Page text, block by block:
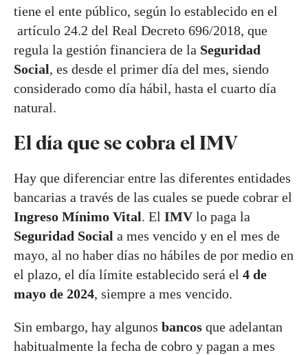
tiene el ente público, según lo establecido en el
artículo 24.2 del Real Decreto 696/2018, que
regula la gestión financiera de la Seguridad
Social, es desde el primer día del mes, siendo
considerado como día hábil, hasta el cuarto día
natural.
El día que se cobra el IMV
Hay que diferenciar entre las diferentes entidades
bancarias a través de las cuales se puede cobrar el
Ingreso Mínimo Vital. El IMVlo paga la
Seguridad Social a mes vencido y en el mes de
mayo, al no haber días no hábiles de por medio en
el plazo, el día límite establecido será el 4 de
mayo de 2024, siempre a mes vencido.
Sin embargo, hay algunos bancos que adelantan
habitualmente la fecha de cobro y pagan a mes